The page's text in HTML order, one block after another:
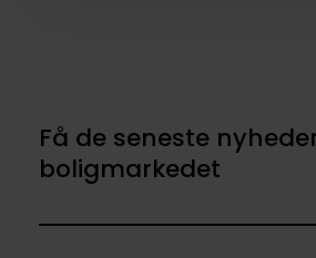
Få de seneste
boligmarkedet